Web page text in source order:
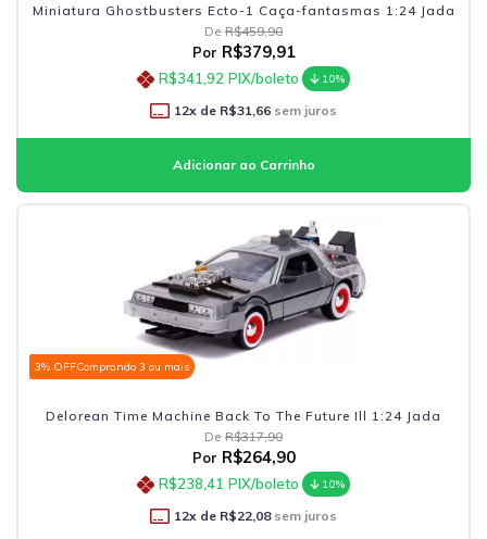
Miniatura Ghostbusters Ecto-1 Caça-fantasmas 1:24 Jada
De R$459,90
Por R$379,91
R$341,92 PIX/boleto 10%
12x de R$31,66 sem juros
3% OFFComprando 3 ou mais
Delorean Time Machine Back To The Future Ill 1:24 Jada
De R$317,90
Por R$264,90
R$238,41 PIX/boleto 10%
12x de R$22,08sem juros